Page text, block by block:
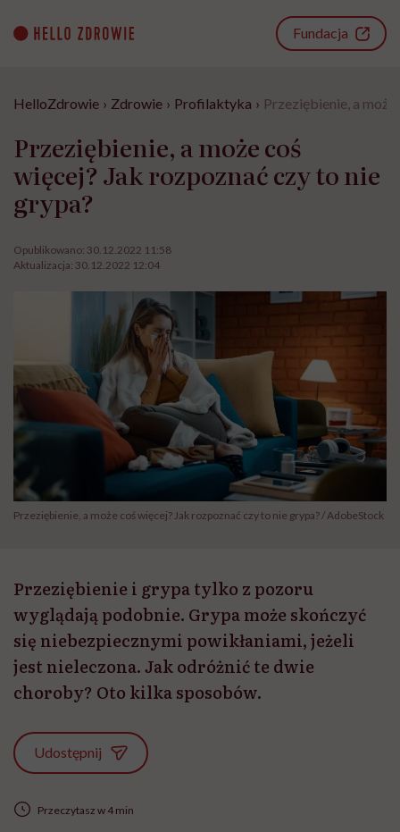
content
Fundacja
HelloZdrowie › Zdrowie › Profilaktyka › Przeziębienie, a
Przeziębienie, a może coś
więcej? Jak rozpoznać czy to nie
grypa?
Opublikowano: 30.12.2022 11:58
Aktualizacja: 30.12.2022 12:04
Przeziębienie, a może coś więcej? Jak rozpoznać czy to nie grypa? / AdobeStock
Przeziębienie i grypa tylko z pozoru
wyglądają podobnie. Grypa może skończyć
się niebezpiecznymi powikłaniami, jeżeli
jest nieleczona. Jak odróżnić te dwie
choroby? Oto kilka sposobów.
Udostępnij
Przeczytasz w 4 min